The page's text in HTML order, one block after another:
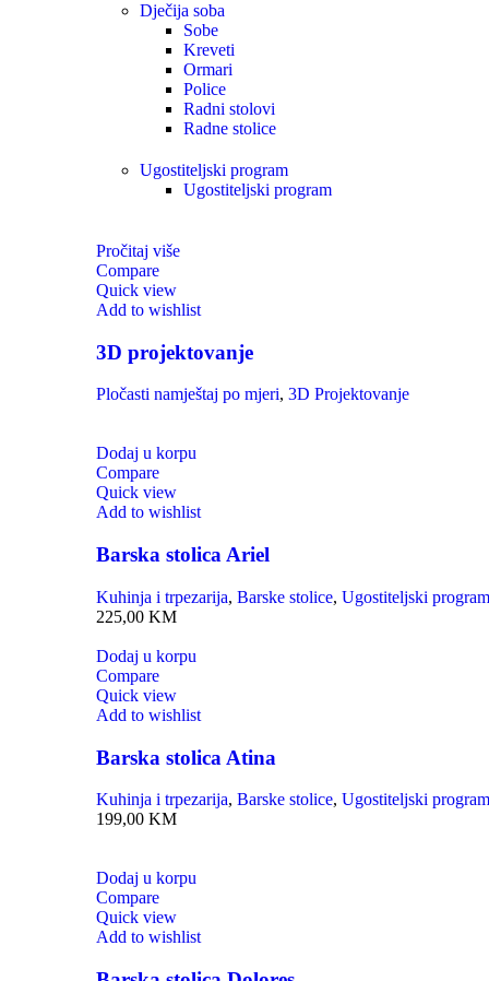
Dječija soba
Sobe
Kreveti
Ormari
Police
Radni stolovi
Radne stolice
Ugostiteljski program
Ugostiteljski program
Pročitaj više
Compare
Quick view
Add to wishlist
3D projektovanje
Pločasti namještaj po mjeri, 3D Projektovanje
Dodaj u korpu
Compare
Quick view
Add to wishlist
Barska stolica Ariel
Kuhinja i trpezarija, Barske stolice, Ugostiteljski program
225,00 KM
Dodaj u korpu
Compare
Quick view
Add to wishlist
Barska stolica Atina
Kuhinja i trpezarija, Barske stolice, Ugostiteljski program
199,00 KM
Dodaj u korpu
Compare
Quick view
Add to wishlist